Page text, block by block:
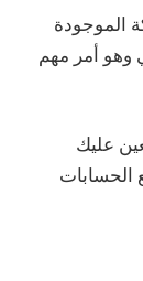
الموجودة
وهو أمر مهم
عليك
الحسابات